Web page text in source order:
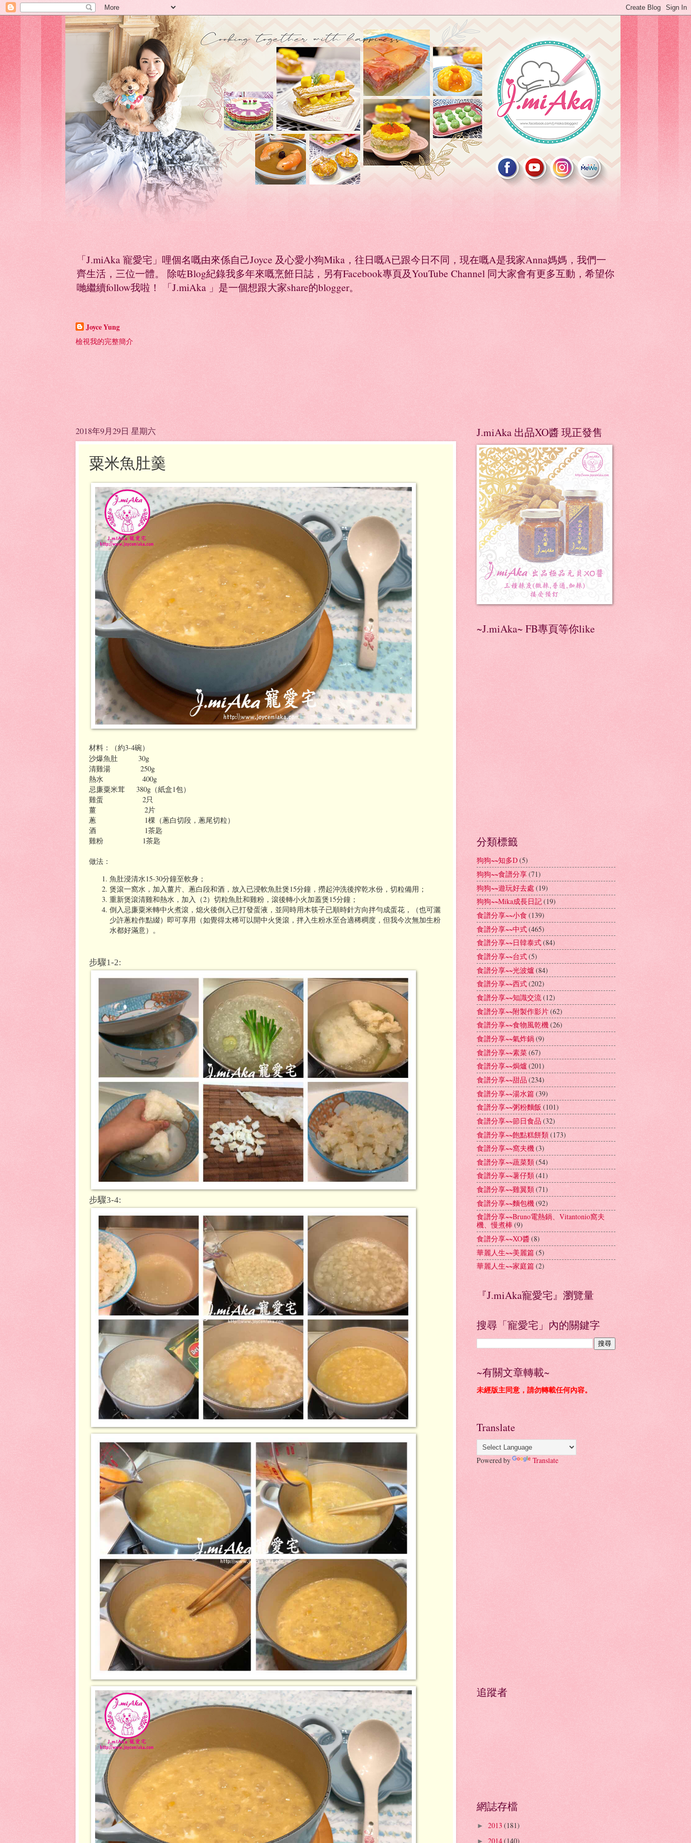
「J.miAka 寵愛宅」哩個名嘅由來係自己Joyce 及心愛小狗Mika，往日嘅A已跟今日不同，現在嘅A是我家Anna媽媽，我們一
齊生活，三位一體。 除咗Blog紀錄我多年來嘅烹餁日誌，另有Facebook專頁及YouTube Channel 同大家會有更多互動，希望你
哋繼續follow我啦！ 「J.miAka 」是一個想跟大家share的blogger。
Joyce Yung
檢視我的完整簡介
2018年9月29日 星期六
粟米魚肚羹
材料：（約3-4碗）
沙爆魚肚 30g
清雞湯 250g
熱水 400g
忌廉粟米茸 380g（紙盒1包）
雞蛋 2只
薑 2片
蔥 1棵（蔥白切段，蔥尾切粒）
酒 1茶匙
雞粉 1茶匙
做法：
魚肚浸清水15-30分鐘至軟身；
煲滾一窩水，加入薑片、蔥白段和酒，放入已浸軟魚肚煲15分鐘，撈起沖洗後搾乾水份，切粒備用；
重新煲滾清雞和熱水，加入（2）切粒魚肚和雞粉，滾後轉小火加蓋煲15分鐘；
倒入忌廉粟米轉中火煮滾，熄火後倒入已打發蛋液，並同時用木筷子已順時針方向拌勻成蛋花，（也可灑
少許蔥粒作點綴）即可享用（如覺得太稀可以開中火煲滾，拌入生粉水至合適稀稠度，但我今次無加生粉
水都好滿意）。
步驟1-2:
步驟3-4:
J.miAka 出品XO醬 現正發售
~J.miAka~ FB專頁等你like
分類標籤
狗狗~~知多D(5)
狗狗~~食譜分享(71)
狗狗~~遊玩好去處 (19)
狗狗~~Mika成長日記(19)
食譜分享~~小食 (139)
食譜分享~~中式(465)
食譜分享~~日韓泰式(84)
食譜分享~~台式(5)
食譜分享~~光波爐 (84)
食譜分享~~西式(202)
食譜分享~~知識交流(12)
食譜分享~~附製作影片(62)
食譜分享~~食物風乾機(26)
食譜分享~~氣炸鍋(9)
食譜分享~~素菜(67)
食譜分享~~焗爐 (201)
食譜分享~~甜品 (234)
食譜分享~~湯水篇(39)
食譜分享~~粥粉麵飯 (101)
食譜分享~~節日食品 (32)
食譜分享~~飽點糕餅類(173)
食譜分享~~窩夫機(3)
食譜分享~~蔬菜類(54)
食譜分享~~薯仔類(41)
食譜分享~~雞翼類(71)
食譜分享~~麵包機(92)
食譜分享~~Bruno電熱鍋、Vitantonio窩夫
機、慢煮棒(9)
食譜分享~~XO醬(8)
華麗人生~~美麗篇(5)
華麗人生~~家庭篇(2)
『J.miAka寵愛宅』瀏覽量
搜尋「寵愛宅」內的關鍵字
~有關文章轉載~
未經版主同意，請勿轉載任何內容。
Translate
Powered by Translate
追蹤者
網誌存檔
► 2013 (181)
► 2014(140)